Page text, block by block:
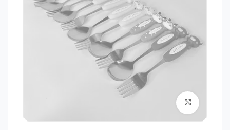
برای بزرگنمایی کلیک کنید